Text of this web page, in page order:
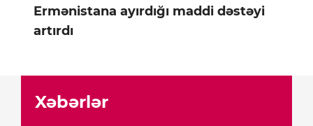
Ermənistana ayırdığı maddi dəstəyi
artırdı
Xəbərlər